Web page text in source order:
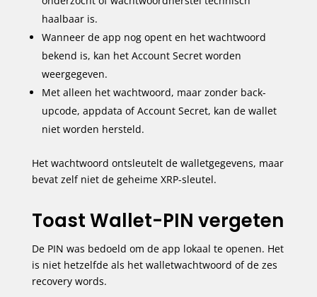
haalbaar is.
Wanneer de app nog opent en het wachtwoord
bekend is, kan het Account Secret worden
weergegeven.
Met alleen het wachtwoord, maar zonder back-
upcode, appdata of Account Secret, kan de wallet
niet worden hersteld.
Het wachtwoord ontsleutelt de walletgegevens, maar
bevat zelf niet de geheime XRP-sleutel.
Toast Wallet-PIN vergeten
De PIN was bedoeld om de app lokaal te openen. Het
is niet hetzelfde als het walletwachtwoord of de zes
recovery words.